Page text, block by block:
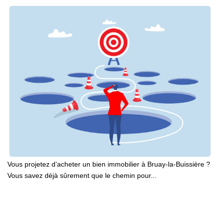
Vous projetez d’acheter un bien immobilier à Bruay-la-Buissière ?
Vous savez déjà sûrement que le chemin pour...